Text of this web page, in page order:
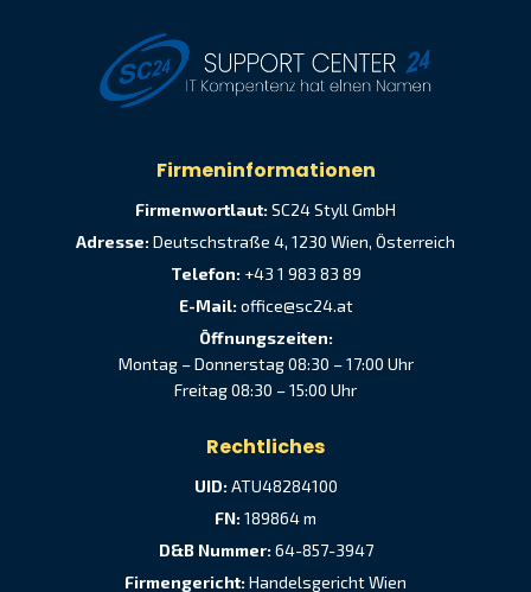
Firmeninformationen
Firmenwortlaut:SC24 Styll GmbH
Adresse:Deutschstraße 4, 1230 Wien, Österreich
Telefon: +43 1 983 83 89
E-Mail: office@sc24.at
Öffnungszeiten:
Montag – Donnerstag 08:30 – 17:00 Uhr
Freitag 08:30 – 15:00 Uhr
Rechtliches
UID:ATU48284100
FN:189864 m
D&B Nummer:64-857-3947
Firmengericht:Handelsgericht Wien